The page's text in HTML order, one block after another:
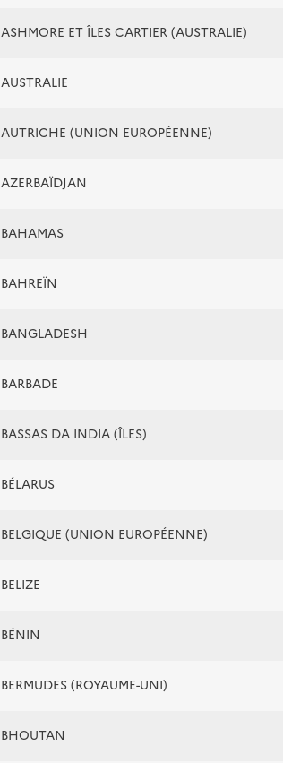
ASHMORE ET ÎLES CARTIER (AUSTRALIE)
AUSTRALIE
AUTRICHE (UNION EUROPÉENNE)
AZERBAÏDJAN
BAHAMAS
BAHREÏN
BANGLADESH
BARBADE
BASSAS DA INDIA (ÎLES)
BÉLARUS
BELGIQUE (UNION EUROPÉENNE)
BELIZE
BÉNIN
BERMUDES (ROYAUME-UNI)
BHOUTAN